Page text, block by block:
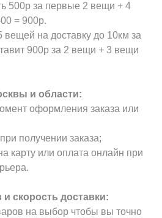
500р за первые 2 вещи + 4
= 900р.
на доставку до 10км за
900р за 2 вещи + 3 вещи
и области:
оформления заказа или
получении заказа;
карту или оплата онлайн при
скорость доставки:
на выбор чтобы вы точно